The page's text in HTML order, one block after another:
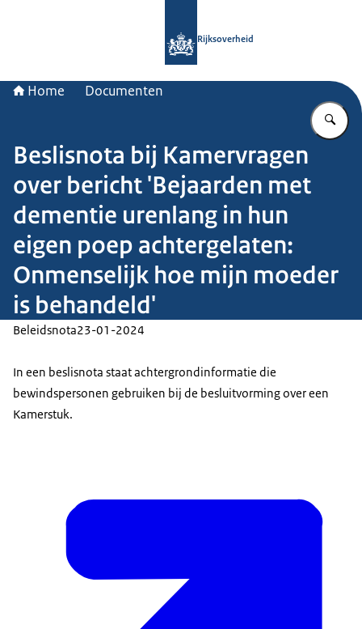
Rijksoverheid
Home Documenten
Beslisnota bij Kamervragen
over bericht 'Bejaarden met
dementie urenlang in hun
eigen poep achtergelaten:
Onmenselijk hoe mijn moeder
is behandeld'
Beleidsnota23-01-2024
In een beslisnota staat achtergrondinformatie die
bewindspersonen gebruiken bij de besluitvorming over een
Kamerstuk.